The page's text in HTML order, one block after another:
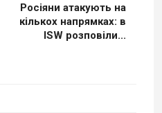
Росіяни атакують на
кількох напрямках: в
ISW розповіли...